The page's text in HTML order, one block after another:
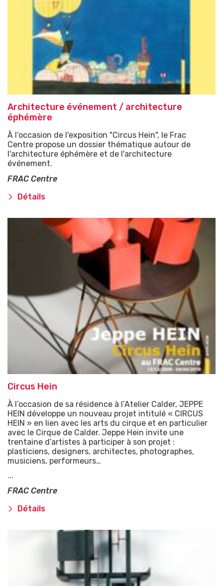
Architecture événement / architecture
éphémère
À l’occasion de l'exposition "Circus Hein", le Frac
Centre propose un dossier thématique autour de
l'architecture éphémère et de l'architecture
événement.
FRAC Centre
Détails
Circus Hein
À l’occasion de sa résidence à l’Atelier Calder, JEPPE
HEIN développe un nouveau projet intitulé « CIRCUS
HEIN » en lien avec les arts du cirque et en particulier
avec le Cirque de Calder. Jeppe Hein invite une
trentaine d’artistes à participer à son projet :
plasticiens, designers, architectes, photographes,
musiciens, performeurs…
...
FRAC Centre
Détails